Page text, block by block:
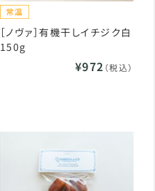
［ノヴァ］有機干しイチジク白
150g
¥972 （税込）